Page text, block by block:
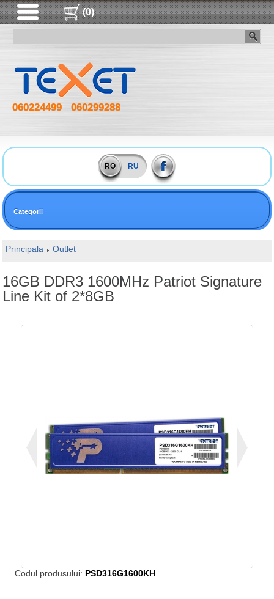
(0)
060224499 060299288
RO RU
Categorii
Principala Outlet
16GB DDR3 1600MHz Patriot Signature
Line Kit of 2*8GB
Codul produsului: PSD316G1600KH